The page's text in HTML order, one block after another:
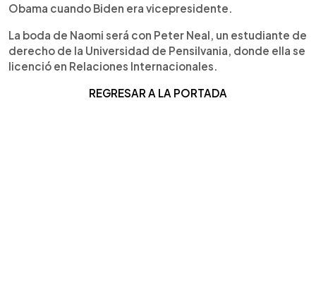
Obama cuando Biden era vicepresidente.
La boda de Naomi será con Peter Neal, un estudiante de
derecho de la Universidad de Pensilvania, donde ella se
licenció en Relaciones Internacionales.
REGRESAR A LA PORTADA